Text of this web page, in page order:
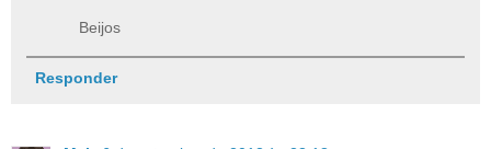
Beijos
Responder